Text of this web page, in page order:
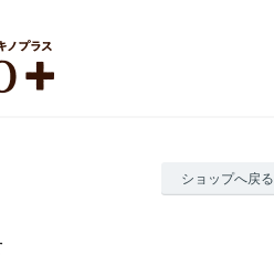
ショップへ戻る